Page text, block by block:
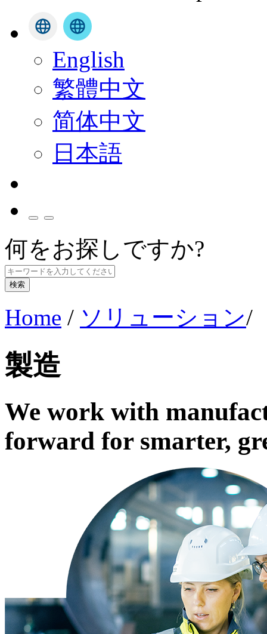
English
繁體中文
简体中文
日本語
何をお探しですか?
検索
Home / ソリューション/
製造
We work with
forward for smarter,